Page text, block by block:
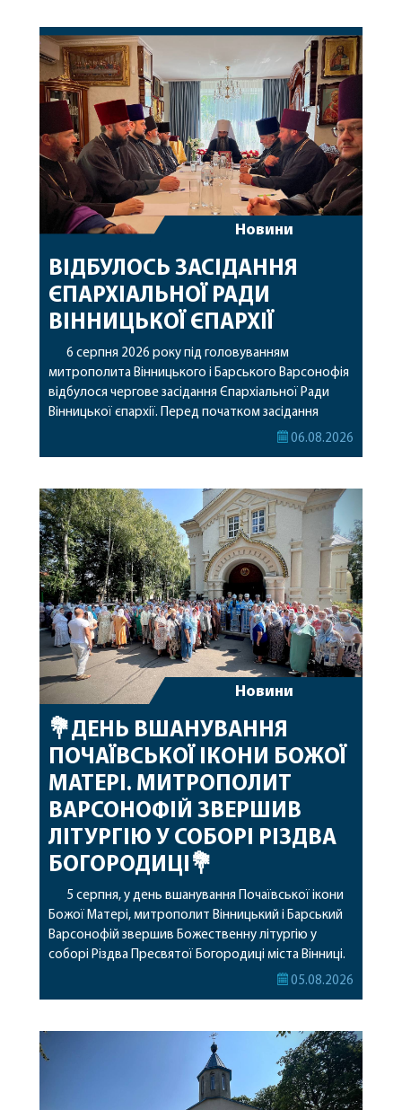
Новини
ВІДБУЛОСЬ ЗАСІДАННЯ
ЄПАРХІАЛЬНОЇ РАДИ
ВІННИЦЬКОЇ ЄПАРХІЇ
6 серпня 2026 року під головуванням
митрополита Вінницького і Барського Варсонофія
відбулося чергове засідання Єпархіальної Ради
Вінницької єпархії. Перед початком засідання
секретар Єпархіальної Ради від імені членів Ради
побажавши йому міцного здоров’я, Божої
допомоги, миру, духовної радості та
благословенних успіхів у подальшому
архіпастирському служінні. […]
06.08.2026
Новини
💐ДЕНЬ ВШАНУВАННЯ
ПОЧАЇВСЬКОЇ ІКОНИ БОЖОЇ
МАТЕРІ. МИТРОПОЛИТ
ВАРСОНОФІЙ ЗВЕРШИВ
ЛІТУРГІЮ У СОБОРІ РІЗДВА
БОГОРОДИЦІ💐
5 серпня, у день вшанування Почаївської ікони
Божої Матері, митрополит Вінницький і Барський
Варсонофій звершив Божественну літургію у
соборі Різдва Пресвятої Богородиці міста Вінниці.
Його Високопреосвященству співслужили
священному сані. Під час богослужіння підносилися
особливі молитви за мир в Україні, за воїнів, які
05.08.2026